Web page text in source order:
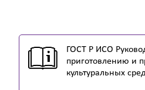
ГОСТ Р ИСО
приготовлению и
культуральных